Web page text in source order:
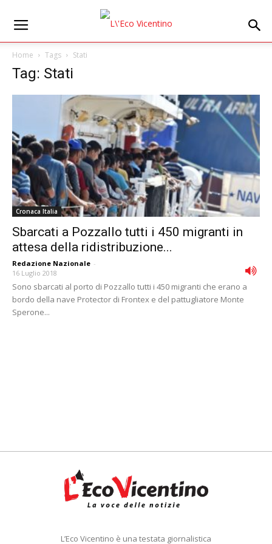
Home Tags Stati
Tag: Stati
Cronaca Italia
Sbarcati a Pozzallo tutti i 450 migranti in
attesa della ridistribuzione...
Redazione Nazionale -
16 Luglio 2018
Sono sbarcati al porto di Pozzallo tutti i 450 migranti che erano a
bordo della nave Protector di Frontex e del pattugliatore Monte
Sperone...
L’Eco Vicentino è una testata giornalistica